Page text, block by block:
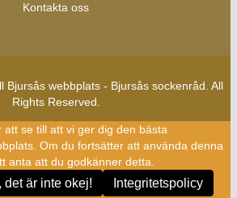
Kontakta oss
Bjursås webbplats - Bjursås sockenråd. All
Rights Reserved.
se till att vi ger dig den bästa
Om du fortsätter att använda denna
anta att du godkänner detta.
det är inte okej! Integritetspolicy